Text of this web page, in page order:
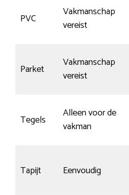
PVC
Vakmanschap
vereist
Parket
Vakmanschap
vereist
Tegels
Alleen voor de
vakman
Tapijt Eenvoudig